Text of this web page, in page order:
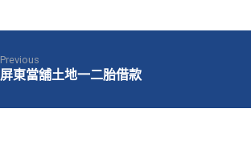
Previous
屏東當舖土地一二胎借款